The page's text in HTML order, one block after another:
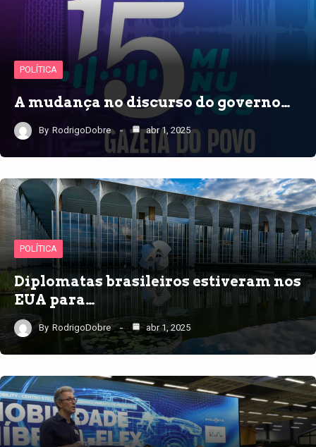
POLÍTICA
A mudança no discurso do governo…
By RodrigoDobre abr 1, 2025
POLÍTICA
Diplomatas brasileiros estiveram nos
EUA para…
By RodrigoDobre abr 1, 2025